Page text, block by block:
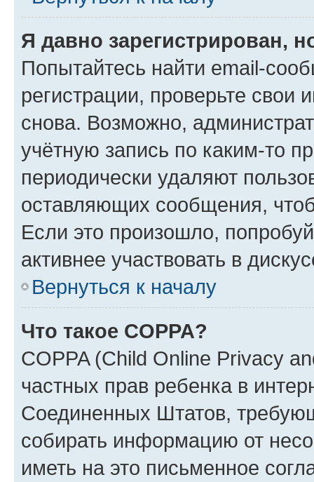
Я давно зарегистрирован,
Попытайтесь найти email-
регистрации, проверьте свои
снова. Возможно,
учётную запись по каким-то
периодически удаляют
оставляющих сообщения,
Если это произошло,
активнее участвовать в
Вернуться к началу
Что такое COPPA?
COPPA (Child Online Privacy
частных прав ребенка в
Соединенных Штатов,
собирать информацию от
иметь на это письменное